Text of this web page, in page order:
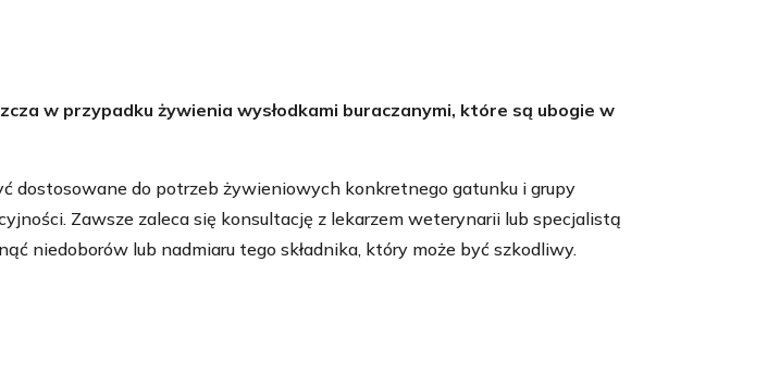
w przypadku żywienia wysłodkami buraczanymi, które są ubogie w
do potrzeb żywieniowych konkretnego gatunku i grupy
Zawsze zaleca się konsultację z lekarzem weterynarii lub specjalistą
niedoborów lub nadmiaru tego składnika, który może być szkodliwy.